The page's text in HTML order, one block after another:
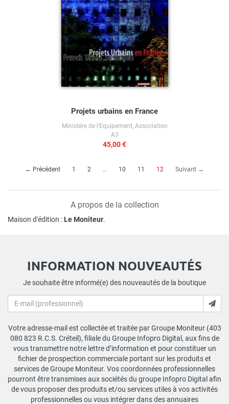
Projets urbains en France
Ministère de l'Equipement, Association
A3
45,00 €
← Précédent 1 2 … 10 11 12 (current)
Suivant →
A propos de la collection
Maison d'édition : Le Moniteur.
INFORMATION NOUVEAUTÉS
Je souhaite être informé(e) des nouveautés de la boutique
Votre adresse-mail est collectée et traitée par Groupe Moniteur (403
080 823 R.C.S. Créteil), filiale du Groupe Infopro Digital, aux fins de
vous transmettre notre lettre d’information et pour constituer un
fichier de prospection commerciale portant sur les produits et
services de Groupe Moniteur. Vos coordonnées professionnelles
pourront être transmises aux sociétés du groupe Infopro Digital afin
de vous proposer des produits et/ou services utiles à vos activités
professionnelles ou vous intégrer dans des annuaires